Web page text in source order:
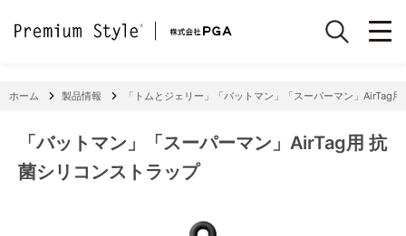
ホーム 製品情報 「トムとジェリー」「バットマン」「スーパーマン」AirTag
「バットマン」「スーパーマン」AirTag用 抗
菌シリコンストラップ